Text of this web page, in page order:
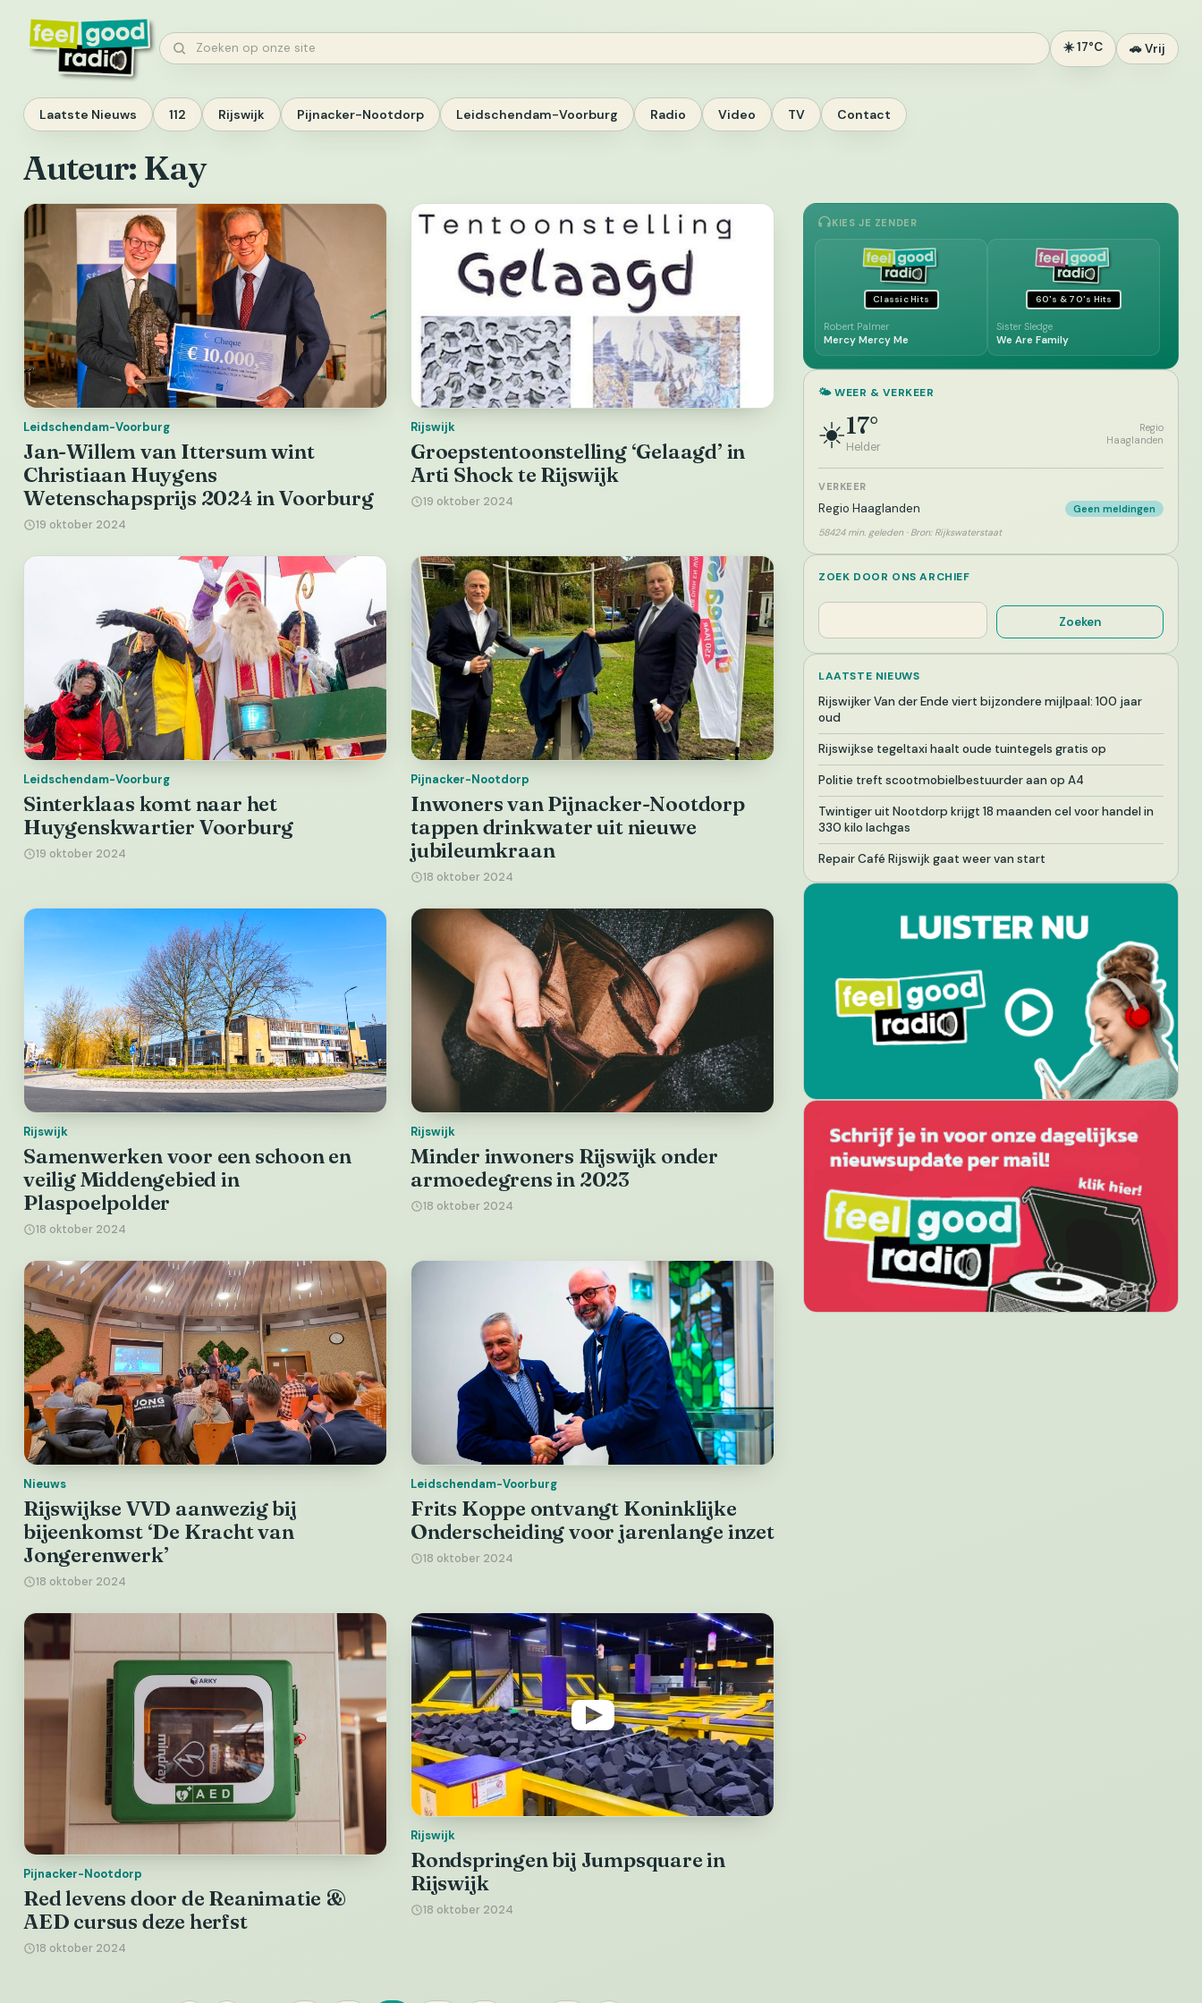
inhoud
Zoeken ☀️ 17°C 🚗 Vrij
Laatste Nieuws 112 Rijswijk Pijnacker-Nootdorp Leidschendam-Voorburg Radio Video TV Contact
Auteur: Kay
Leidschendam-Voorburg
Jan-Willem van Ittersum wint
Christiaan Huygens
Wetenschapsprijs 2024 in Voorburg
19 oktober 2024
Rijswijk
Groepstentoonstelling ‘Gelaagd’ in
Arti Shock te Rijswijk
19 oktober 2024
Leidschendam-Voorburg
Sinterklaas komt naar het
Huygenskwartier Voorburg
19 oktober 2024
Pijnacker-Nootdorp
Inwoners van Pijnacker-Nootdorp
tappen drinkwater uit nieuwe
jubileumkraan
18 oktober 2024
Rijswijk
Samenwerken voor een schoon en
veilig Middengebied in
Plaspoelpolder
18 oktober 2024
Rijswijk
Minder inwoners Rijswijk onder
armoedegrens in 2023
18 oktober 2024
Nieuws
Rijswijkse VVD aanwezig bij
bijeenkomst ‘De Kracht van
Jongerenwerk’
18 oktober 2024
Leidschendam-Voorburg
Frits Koppe ontvangt Koninklijke
Onderscheiding voor jarenlange inzet
18 oktober 2024
Pijnacker-Nootdorp
Red levens door de Reanimatie &
AED cursus deze herfst
18 oktober 2024
Rijswijk
Rondspringen bij Jumpsquare in
Rijswijk
18 oktober 2024
KIES JE ZENDER
Classic Hits
Robert Palmer
Mercy Mercy Me
60's & 70's Hits
Sister Sledge
We Are Family
🌤️ WEER & VERKEER
☀️17°
Helder
Regio
Haaglanden
VERKEER
Regio Haaglanden Geen meldingen
58424 min. geleden · Bron: Rijkswaterstaat
ZOEK DOOR ONS ARCHIEF
Zoeken
Zoeken
LAATSTE NIEUWS
Rijswijker Van der Ende viert bijzondere mijlpaal: 100 jaar
oud
Rijswijkse tegeltaxi haalt oude tuintegels gratis op
Politie treft scootmobielbestuurder aan op A4
Twintiger uit Nootdorp krijgt 18 maanden cel voor handel in
330 kilo lachgas
Repair Café Rijswijk gaat weer van start